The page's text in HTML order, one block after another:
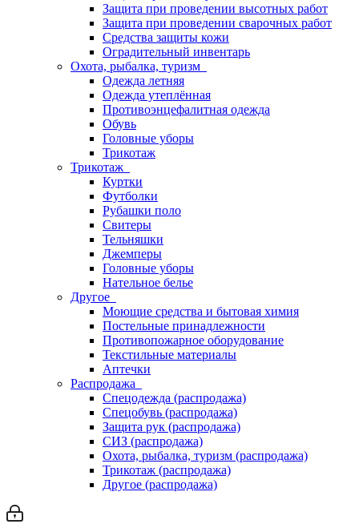
Защита при проведении высотных работ
Защита при проведении сварочных работ
Средства защиты кожи
Оградительный инвентарь
Охота, рыбалка, туризм
Одежда летняя
Одежда утеплённая
Противоэнцефалитная одежда
Обувь
Головные уборы
Трикотаж
Трикотаж
Куртки
Футболки
Рубашки поло
Свитеры
Тельняшки
Джемперы
Головные уборы
Нательное белье
Другое
Моющие средства и бытовая химия
Постельные принадлежности
Противопожарное оборудование
Текстильные материалы
Аптечки
Распродажа
Спецодежда (распродажа)
Спецобувь (распродажа)
Защита рук (распродажа)
СИЗ (распродажа)
Охота, рыбалка, туризм (распродажа)
Трикотаж (распродажа)
Другое (распродажа)